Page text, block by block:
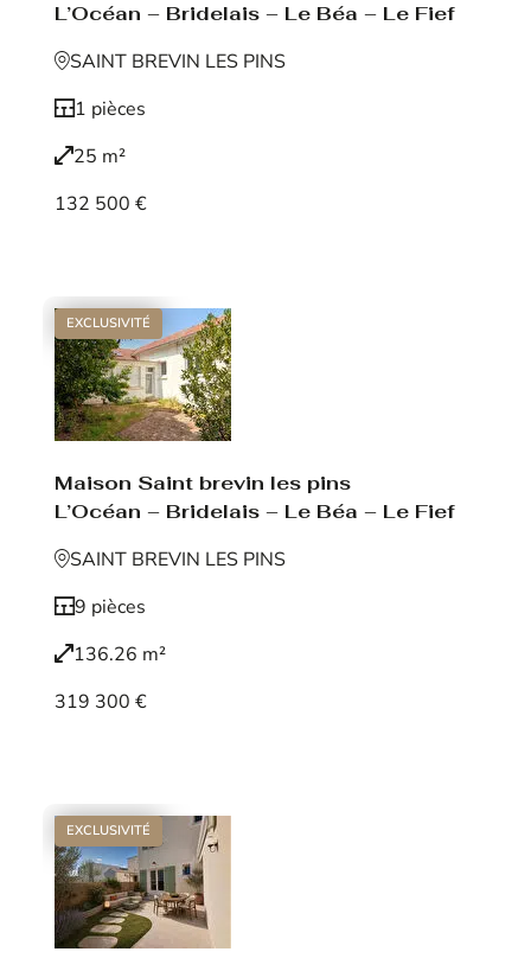
L’Océan – Bridelais – Le Béa – Le Fief
SAINT BREVIN LES PINS
1 pièces
25 m²
132 500 €
EXCLUSIVITÉ
Maison Saint brevin les pins
L’Océan – Bridelais – Le Béa – Le Fief
SAINT BREVIN LES PINS
9 pièces
136.26 m²
319 300 €
EXCLUSIVITÉ